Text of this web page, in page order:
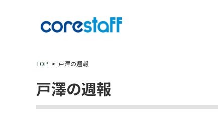
TOP 戸澤の週報
戸澤の週報